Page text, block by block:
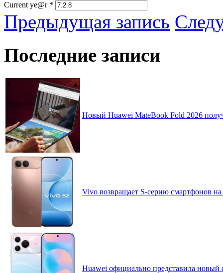
Current ye@r *
Предыдущая запись
Последние записи
Новый Huawei MateBook Fold 2026
Vivo возвращает S-серию смартфонов
Huawei официально представила